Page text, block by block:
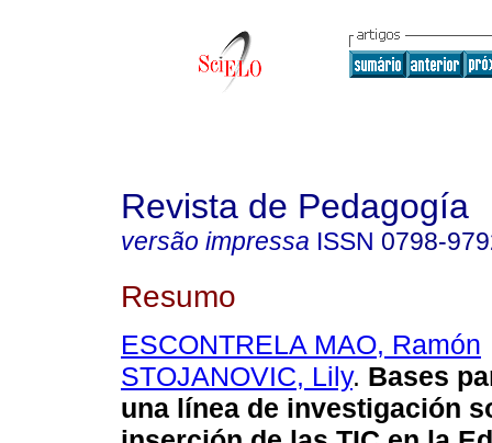
Revista de Pedagogía
versão impressa ISSN 0798-
Resumo
ESCONTRELA MAO, Ramón
STOJANOVIC, Lily. Bases
una línea de investigación